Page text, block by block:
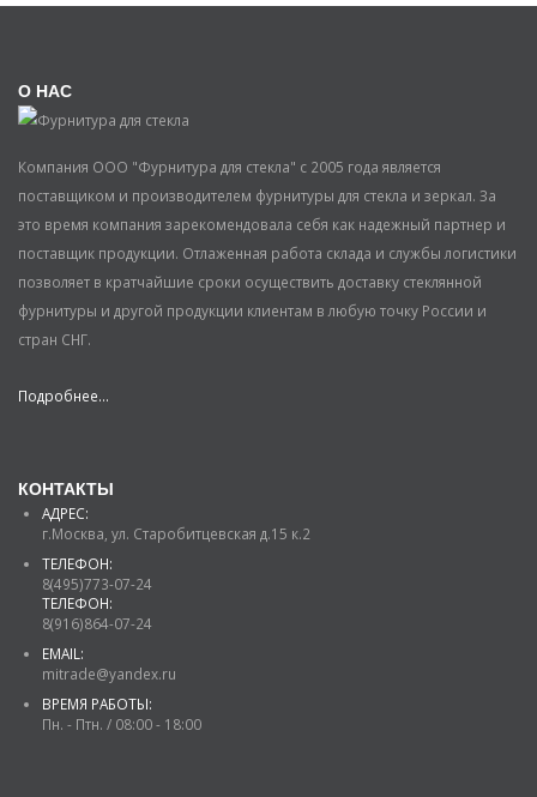
О НАС
Компания ООО "Фурнитура для стекла" с 2005 года является
поставщиком и производителем фурнитуры для стекла и зеркал. За
это время компания зарекомендовала себя как надежный партнер и
поставщик продукции. Отлаженная работа склада и службы логистики
позволяет в кратчайшие сроки осуществить доставку стеклянной
фурнитуры и другой продукции клиентам в любую точку России и
стран СНГ.
Подробнее...
КОНТАКТЫ
АДРЕС:
г.Москва, ул. Старобитцевская д.15 к.2
ТЕЛЕФОН:
8(495)773-07-24
ТЕЛЕФОН:
8(916)864-07-24
EMAIL:
mitrade@yandex.ru
ВРЕМЯ РАБОТЫ:
Пн. - Птн. / 08:00 - 18:00